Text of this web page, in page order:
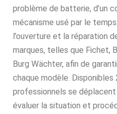
problème de batterie, d’un
mécanisme usé par le
l’ouverture et la réparation
marques, telles que Fichet,
Burg Wächter, afin de
chaque modèle.
professionnels se
évaluer la situation et